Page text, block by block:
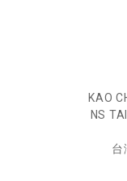
KAO
NS
台